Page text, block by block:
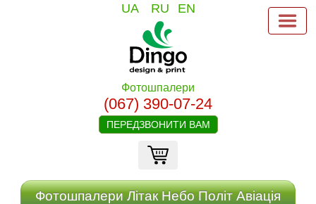
UA RU EN
Фотошпалери
(067) 390-07-24
ПЕРЕДЗВОНИТИ ВАМ
Фотошпалери Літак Небо Політ Авіація